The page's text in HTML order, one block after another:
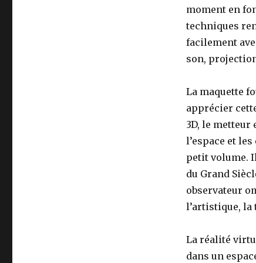
moment en
techniques
facilement
son,
La maquette
apprécier
3D, le
l’espace et
petit volume.
du Grand
observateur
l’artistique, la
La réalité
dans un